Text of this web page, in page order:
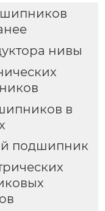
нивы
в
подшипник